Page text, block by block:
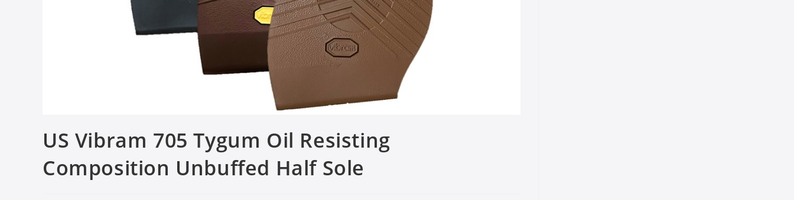
US Vibram 705 Tygum Oil Resisting
Composition Unbuffed Half Sole